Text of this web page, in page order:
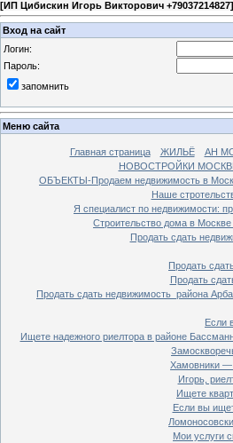
[ИП Цибискин Игорь Викторович +79037214827]
Вход на сайт
Логин:
Пароль:
запомнить
Меню сайта
Главная страница ЖИЛЬЁ АН
НОВОСТРОЙКИ
ОБЪЕКТЫ-Продаем недвижимость в
Наше
Я специалист по недвижимости:
Строительство дома в Москве
Продать сдать
Продать
Продать
Продать сдать недвижимость района
Если
Ищете надежного риелтора в районе
Хамовники —
Игорь,
Ищете
Если вы
Мои услуги